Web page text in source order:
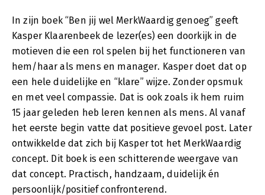
In zijn boek “Ben jij wel MerkWaardig genoeg” geeft
Kasper Klaarenbeek de lezer(es) een doorkijk in de
motieven die een rol spelen bij het functioneren van
hem/haar als mens en manager. Kasper doet dat op
een hele duidelijke en “klare” wijze. Zonder opsmuk
en met veel compassie. Dat is ook zoals ik hem ruim
15 jaar geleden heb leren kennen als mens. Al vanaf
het eerste begin vatte dat positieve gevoel post. Later
ontwikkelde dat zich bij Kasper tot het MerkWaardig
concept. Dit boek is een schitterende weergave van
dat concept. Practisch, handzaam, duidelijk én
persoonlijk/positief confronterend.